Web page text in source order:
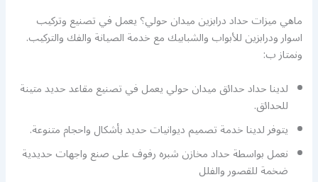
ماهي ميزات حداد درابزين ميدان حولي؟ يعمل في تصنيع وتركيب
اسوار ودرابزين للأبواب والشبابيك مع خدمة الصيانة والفك والتركيب.
ونمتاز ب:
لدينا حداد حدائق ميدان حولي يعمل في تصنيع مقاعد حديد متينة
للحدائق.
يتوفر لدينا خدمة تصميم ديوانيات حديد بأشكال واحجام متنوعة.
نعمل بواسطة حداد مخازن شبره رفوف على صنع واجهات حديدية
ضخمة للقصور والفلل